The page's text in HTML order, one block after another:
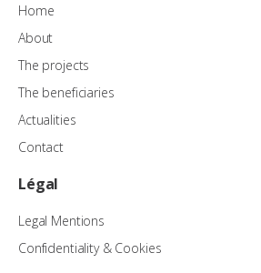
Home
About
The projects
The beneficiaries
Actualities
Contact
Légal
Legal Mentions
Confidentiality & Cookies